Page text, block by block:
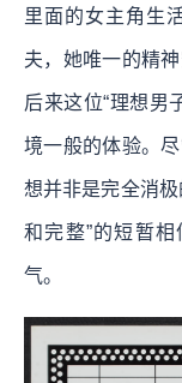
里面的女主角生
夫，她唯一的精
后来这位“理想男
境一般的体验。
想并非是完全消
和完整”的短暂
气。